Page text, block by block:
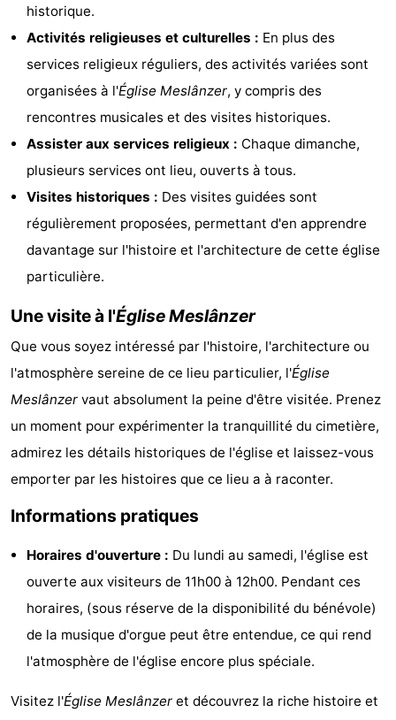
minutes
Plages
Voir
faire
Lieux
d'intérêt
-
Musées
Monuments
Églises
Points
de
Attractions
-
Fermes
-
de
jeux
Parcours
mini-
golf
Centres
bien-
être
Nature
Visites
guidées
Sports
Piscines
-
historique.
Activités religieuses et culturelles : En plus des
services religieux réguliers, des activités variées sont
organisées à l'Église Meslânzer, y compris des
rencontres musicales et des visites historiques.
Assister aux services religieux : Chaque dimanche,
plusieurs services ont lieu, ouverts à tous.
Visites historiques : Des visites guidées sont
régulièrement proposées, permettant d'en apprendre
davantage sur l'histoire et l'architecture de cette église
particulière.
Une visite à l'Église Meslânzer
Que vous soyez intéressé par l'histoire, l'architecture ou
l'atmosphère sereine de ce lieu particulier, l'Église
Meslânzer vaut absolument la peine d'être visitée. Prenez
un moment pour expérimenter la tranquillité du cimetière,
admirez les détails historiques de l'église et laissez-vous
emporter par les histoires que ce lieu a à raconter.
Informations pratiques
Horaires d'ouverture : Du lundi au samedi, l'église est
ouverte aux visiteurs de 11h00 à 12h00. Pendant ces
horaires, (sous réserve de la disponibilité du bénévole)
de la musique d'orgue peut être entendue, ce qui rend
l'atmosphère de l'église encore plus spéciale.
Visitez l'Église Meslânzer et découvrez la riche histoire et